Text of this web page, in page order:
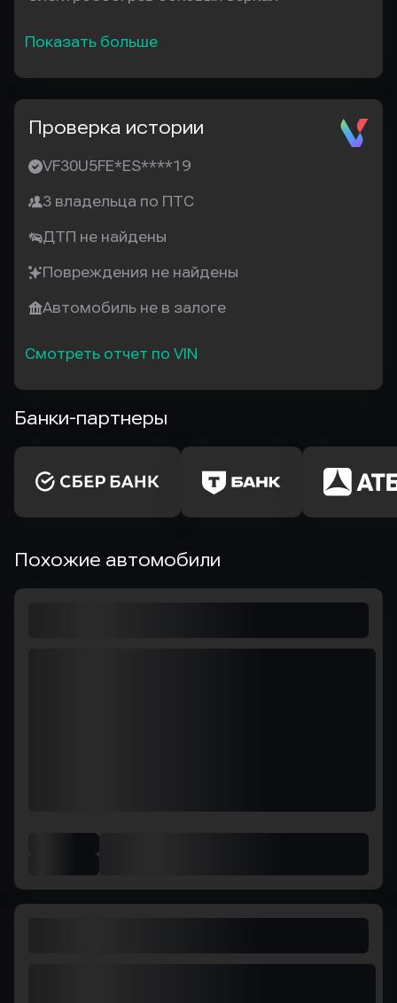
Показать больше
Проверка истории
VF30U5FE*ES****19
3 владельца по ПТС
ДТП не найдены
Повреждения не найдены
Автомобиль не в залоге
Смотреть отчет по VIN
Банки-партнеры
Похожие автомобили